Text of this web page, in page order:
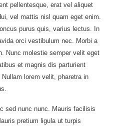
pellentesque, erat vel aliquet
vel mattis nisl quam eget enim.
purus quis, varius lectus. In
orci vestibulum nec. Morbi a
Nunc molestie semper velit eget
et magnis dis parturient
lorem velit, pharetra in
sed nunc nunc. Mauris facilisis
pretium ligula ut turpis